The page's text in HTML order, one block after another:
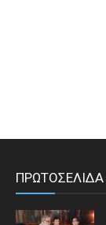
ΠΡΩΤΟΣΕΛΙΔΑ